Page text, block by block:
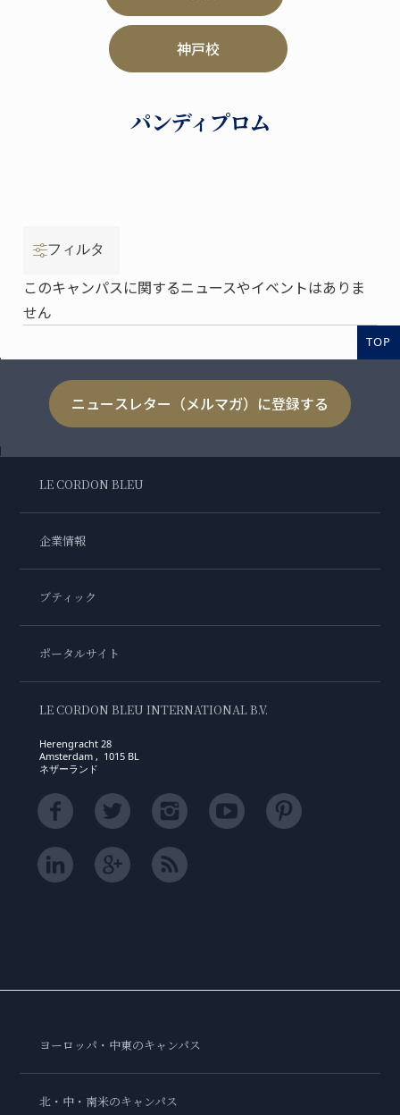
神戸校
パンディプロム
フィルタ
このキャンパスに関するニュースやイベントはありま
せん
TOP
ニュースレター（メルマガ）に登録する
LE CORDON BLEU
企業情報
ブティック
ポータルサイト
LE CORDON BLEU INTERNATIONAL B.V.
Herengracht 28
Amsterdam , 1015 BL
ネザーランド
ヨーロッパ・中東のキャンパス
北・中・南米のキャンパス